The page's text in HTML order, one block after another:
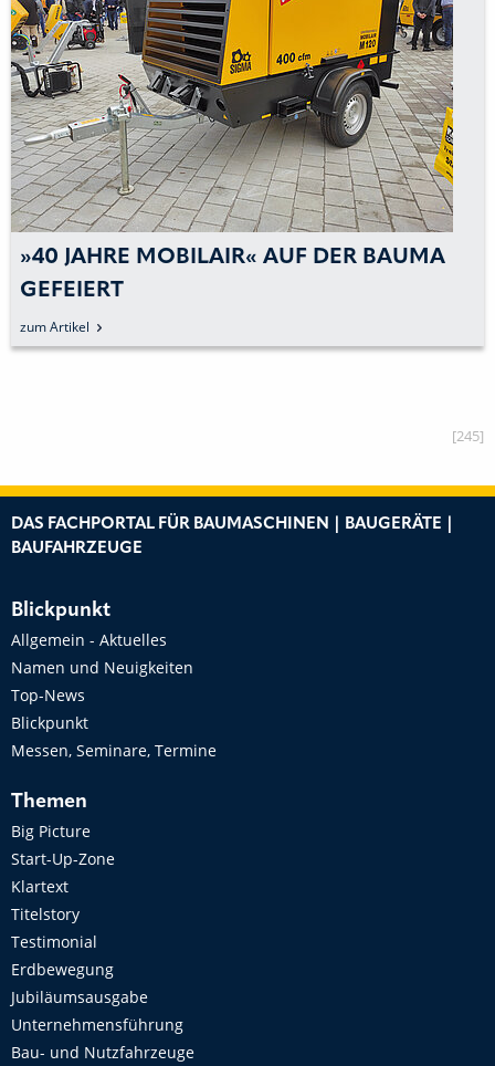
»40 JAHRE MOBILAIR« AUF DER BAUMA
GEFEIERT
zum Artikel
[245]
DAS FACHPORTAL FÜR BAUMASCHINEN | BAUGERÄTE |
BAUFAHRZEUGE
Blickpunkt
Allgemein - Aktuelles
Namen und Neuigkeiten
Top-News
Blickpunkt
Messen, Seminare, Termine
Themen
Big Picture
Start-Up-Zone
Klartext
Titelstory
Testimonial
Erdbewegung
Jubiläumsausgabe
Unternehmensführung
Bau- und Nutzfahrzeuge